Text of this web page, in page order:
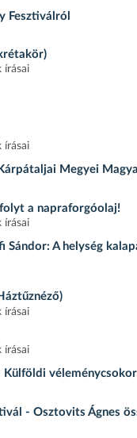
Fesztiválról
írásai
írásai
Megyei
a napraforgóolaj!
írásai
A helység
írásai
írásai
- Osztovits Ágnes